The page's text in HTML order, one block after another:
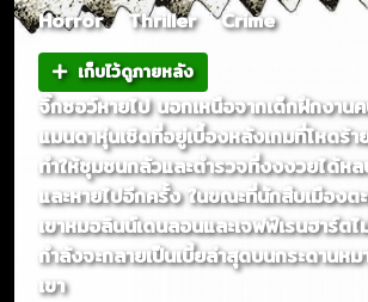
Horror Thriller Crime
เก็บไว้ดูภายหลัง
จิ๊กซอว์หายไป นอกเหนือจากเด็กฝึกงาน
แมนดาหุ่นเชิดที่อยู่เบื้องหลังเกมที่โหดร้
ทำให้ชุมชนกลัวและตำรวจที่งงงวยได้ห
และหายไปอีกครั้ง ในขณะที่นักสืบเมืองต
เขาหมอลินน์เดนลอนและเจฟฟ์เรนฮาร์ตไ
กำลังจะกลายเป็นเบี้ยล่าสุดบนกระดานห
เขา